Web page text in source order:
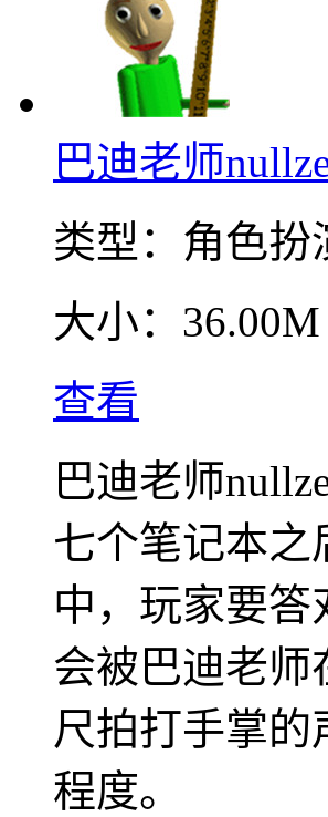
巴迪老师
类型： 角色扮
大小： 36.00M
查看
巴迪老师
七个笔记本之
中，玩家要
会被巴迪老师
尺拍打手掌
程度。